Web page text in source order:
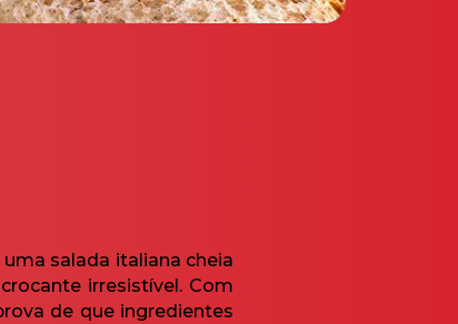
salada italiana cheia
irresistível. Com
de que ingredientes